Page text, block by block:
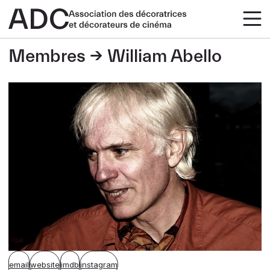
Membres William Abello
emailwebsiteimdbinstagram